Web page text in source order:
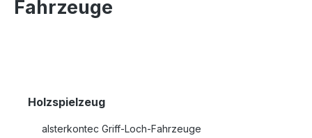
Fahrzeuge
Holzspielzeug
alsterkontec Griff-Loch-Fahrzeuge